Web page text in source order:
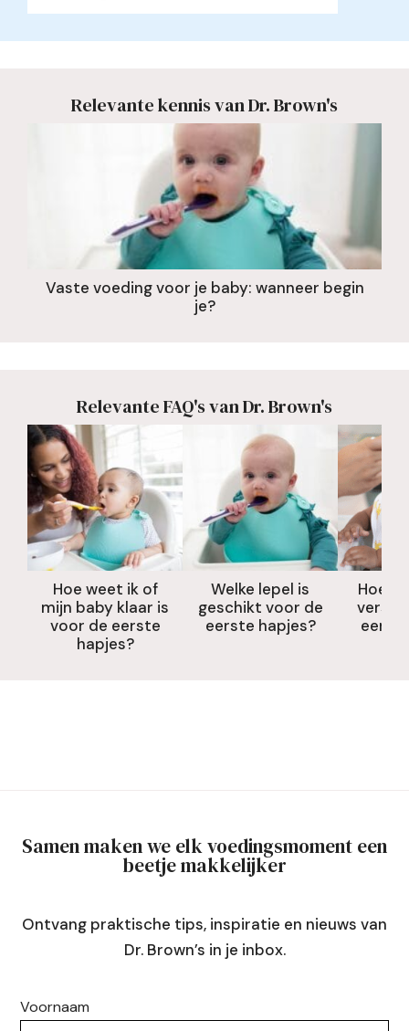
Relevante kennis van Dr. Brown's
Vaste voeding voor je baby: wanneer begin
je?
Relevante FAQ's van Dr. Brown's
Hoe weet ik of
mijn baby klaar is
voor de eerste
hapjes?
Welke lepel is
geschikt voor de
eerste hapjes?
Hoe
Samen maken we elk voedingsmoment een
beetje makkelijker
Ontvang praktische tips, inspiratie en nieuws van
Dr. Brown’s in je inbox.
Voornaam